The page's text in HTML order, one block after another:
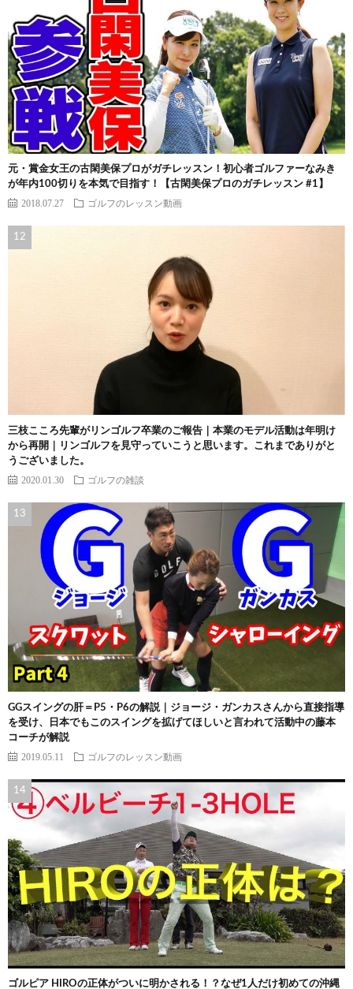
元・賞金女王の古閑美保プロがガチレッスン！初心者ゴルファーなみき
が年内100切りを本気で目指す！【古閑美保プロのガチレッスン #1】
2018.07.27 ゴルフのレッスン動画
三枝こころ先輩がリンゴルフ卒業のご報告｜本業のモデル活動は年明け
から再開｜リンゴルフを見守っていこうと思います。これまでありがと
うございました。
2020.01.30 ゴルフの雑談
GGスイングの肝＝P5・P6の解説｜ジョージ・ガンカスさんから直接指導
を受け、日本でもこのスイングを拡げてほしいと言われて活動中の藤本
コーチが解説
2019.05.11 ゴルフのレッスン動画
ゴルピア HIROの正体がついに明かされる！？なぜ1人だけ初めての沖縄